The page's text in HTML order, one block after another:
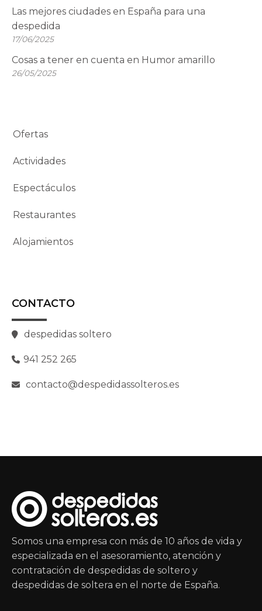
Las mejores ciudades en España para una
despedida
17/06/2025
Cosas a tener en cuenta en Humor amarillo
26/05/2025
Ofertas
Actividades
Espectáculos
Restaurantes
Alojamientos
CONTACTO
despedidas soltero
941 252 265
contacto@despedidassolteros.es
Somos una empresa con más de 10 años de vida y
especializada en el asesoramiento, atención y
contratación de despedidas de soltero y
despedidas de soltera en el norte de España.